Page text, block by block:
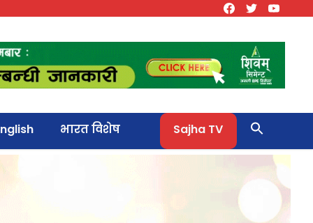
भारत विशेष Sajha TV